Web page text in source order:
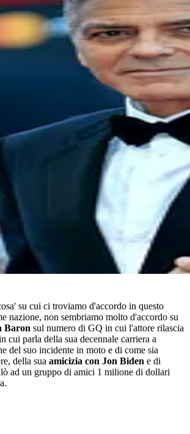
su cui ci troviamo d'accordo in questo
nazione, non sembriamo molto d'accordo su
Baron sul numero di GQ in cui l'attore rilascia
cui parla della sua decennale carriera a
del suo incidente in moto e di come sia
della sua amicizia con Jon Biden e di
ad un gruppo di amici 1 milione di dollari